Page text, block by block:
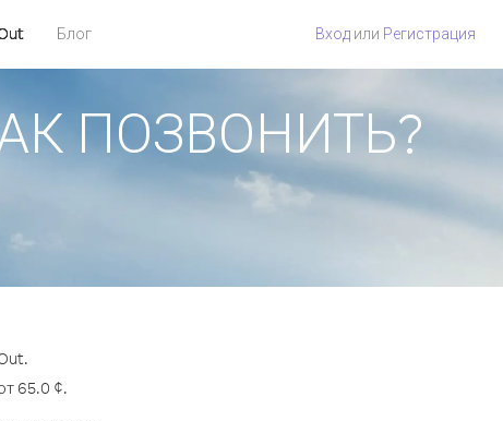
Блог Вход или Регистрация
ПОЗВОНИТЬ?
65.0 ¢.